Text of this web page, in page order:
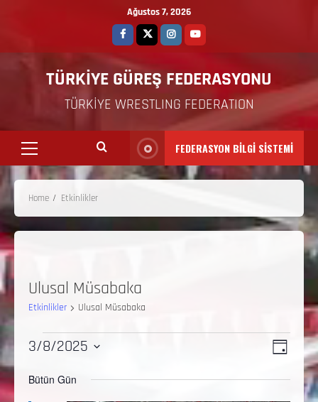
Ağustos 7, 2026
TÜRKİYE GÜREŞ FEDERASYONU
TÜRKİYE WRESTLING FEDERATION
FEDERASYON BİLGİ SİSTEMİ
Home Etkinlikler
Ulusal Müsabaka
Etkinlikler Ulusal Müsabaka
GÜN
3/8/2025
seç.
Bütün Gün